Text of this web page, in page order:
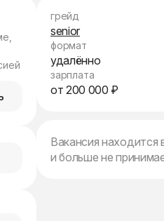
грейд
senior
формат
удалённо
зарплата
от 200 000 ₽
Вакансия находится
и больше не